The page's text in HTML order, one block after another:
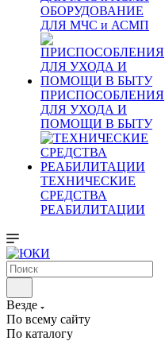
ОБОРУДОВАНИЕ
ДЛЯ МЧС и АСМП
ПРИСПОСОБЛЕНИЯ
ДЛЯ УХОДА И
ПОМОЩИ В БЫТУ
ТЕХНИЧЕСКИЕ
СРЕДСТВА
РЕАБИЛИТАЦИИ
Везде
По всему сайту
По каталогу